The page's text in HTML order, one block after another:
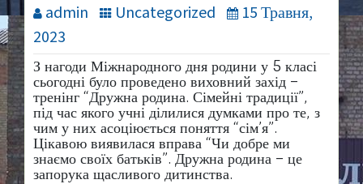
admin Uncategorized
15 Травня,
2023
З нагоди Міжнародного дня родини у 5 класі
сьогодні було проведено виховний захід –
тренінг “Дружна родина. Сімейні традиції”,
під час якого учні ділилися думками про те, з
чим у них асоціюється поняття “сім’я”.
Цікавою виявилася вправа “Чи добре ми
знаємо своїх батьків”. Дружна родина – це
запорука щасливого дитинства.